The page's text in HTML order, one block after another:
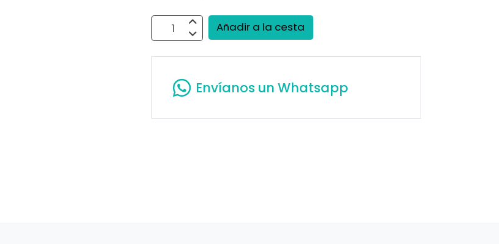
Añadir a la cesta
Envíanos un Whatsapp